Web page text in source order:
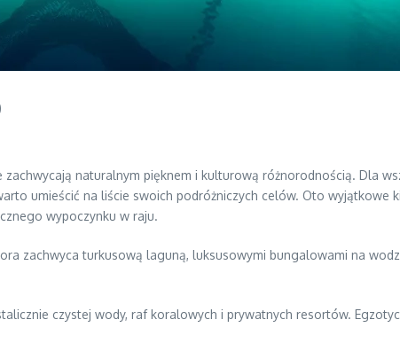
naturalnym pięknem i kulturową różnorodnością. Dla
umieścić na liście swoich podróżniczych celów. Oto wyjątkowe
wypoczynku w raju.
zachwyca turkusową laguną, luksusowymi bungalowami na
czystej wody, raf koralowych i prywatnych resortów.